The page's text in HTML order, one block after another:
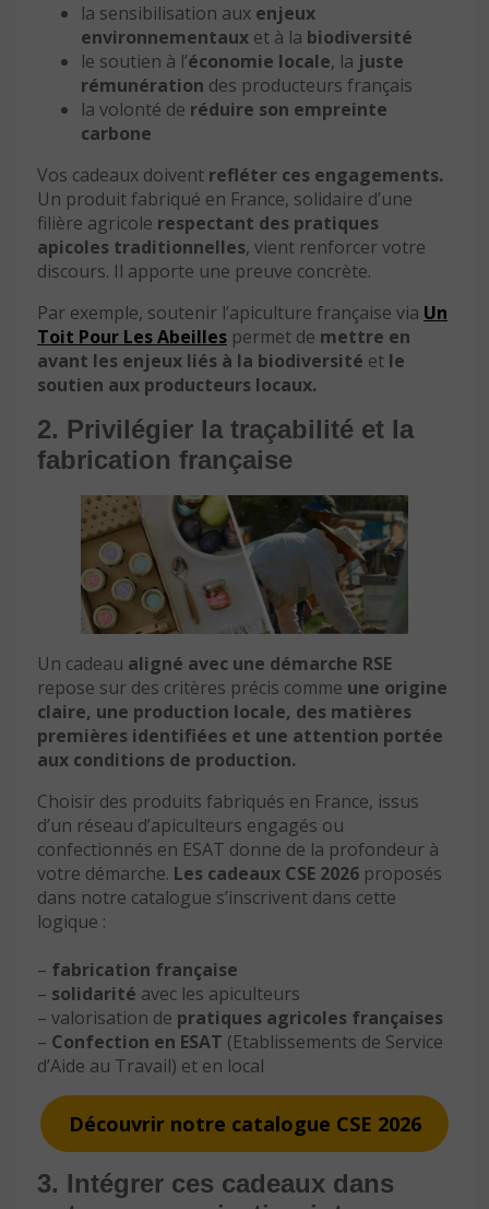
la sensibilisation aux enjeux
environnementaux et à la biodiversité
le soutien à l’économie locale, la juste
rémunération des producteurs français
la volonté de réduire son empreinte
carbone
Vos cadeaux doivent refléter ces engagements.
Un produit fabriqué en France, solidaire d’une
filière agricole respectant des pratiques
apicoles traditionnelles, vient renforcer votre
discours. Il apporte une preuve concrète.
Par exemple, soutenir l’apiculture française via Un
Toit Pour Les Abeilles permet de mettre en
avant les enjeux liés à la biodiversité et le
soutien aux producteurs locaux.
2. Privilégier la traçabilité et la
fabrication française
Un cadeau aligné avec une démarche RSE
repose sur des critères précis comme une origine
claire, une production locale, des matières
premières identifiées et une attention portée
aux conditions de production.
Choisir des produits fabriqués en France, issus
d’un réseau d’apiculteurs engagés ou
confectionnés en ESAT donne de la profondeur à
votre démarche. Les cadeaux CSE 2026 proposés
dans notre catalogue s’inscrivent dans cette
logique :
– fabrication française
– solidarité avec les apiculteurs
– valorisation de pratiques agricoles françaises
– Confection en ESAT (Etablissements de Service
d’Aide au Travail) et en local
Découvrir notre catalogue CSE 2026
3. Intégrer ces cadeaux dans